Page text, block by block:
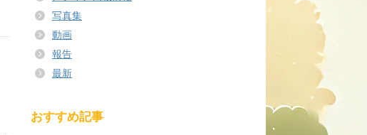
写真集
動画
報告
最新
おすすめ記事